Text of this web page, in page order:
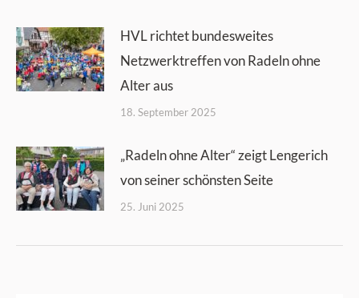
HVL richtet bundesweites
Netzwerktreffen von Radeln ohne
Alter aus
18. September 2025
„Radeln ohne Alter“ zeigt Lengerich
von seiner schönsten Seite
25. Juni 2025